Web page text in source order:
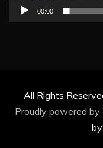
00:00
All Rights
Proudly powered by
by